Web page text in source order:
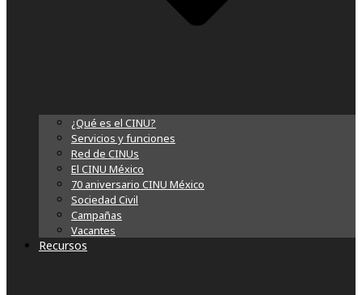
¿Qué es el CINU?
Servicios y funciones
Red de CINUs
El CINU México
70 aniversario CINU México
Sociedad Civil
Campañas
Vacantes
Recursos